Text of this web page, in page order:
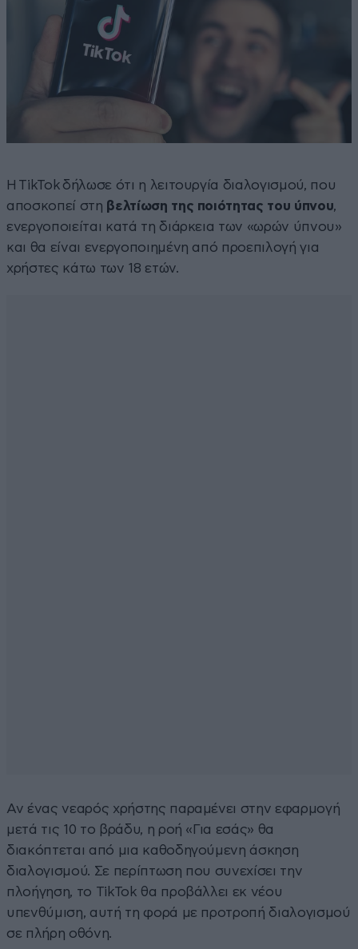
Η TikTok δήλωσε ότι η λειτουργία διαλογισμού, που
αποσκοπεί στη βελτίωση της ποιότητας του ύπνου,
ενεργοποιείται κατά τη διάρκεια των «ωρών ύπνου»
και θα είναι ενεργοποιημένη από προεπιλογή για
χρήστες κάτω των 18 ετών.
Αν ένας νεαρός χρήστης παραμένει στην εφαρμογή
μετά τις 10 το βράδυ, η ροή «Για εσάς» θα
διακόπτεται από μια καθοδηγούμενη άσκηση
διαλογισμού. Σε περίπτωση που συνεχίσει την
πλοήγηση, το TikTok θα προβάλλει εκ νέου
υπενθύμιση, αυτή τη φορά με προτροπή διαλογισμού
σε πλήρη οθόνη.